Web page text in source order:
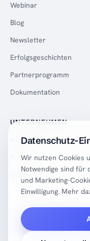
Webinar
Blog
Newsletter
Erfolgsgeschichten
Partnerprogramm
Dokumentation
UNTERNEHMEN
Karriere
Presse
Changelog
© 2026
Datenschutz-
Wir nutzen Cookies
Notwendige sind für
und Marketing-
Einwilligung. Mehr